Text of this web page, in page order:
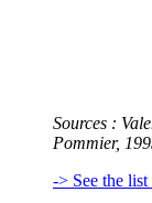
Sources :
Pommier,
-> See the list